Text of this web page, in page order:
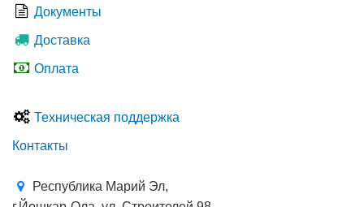
Документы
Доставка
Оплата
Техническая поддержка
Контакты
Республика Марий Эл,